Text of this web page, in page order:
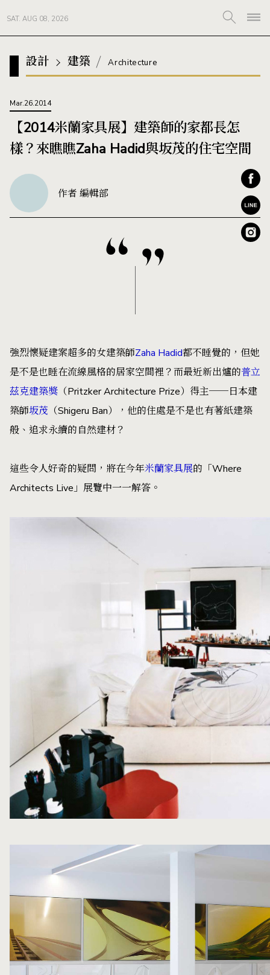
SAT. AUG 08, 2026
設計 建築 Architecture
Mar.26.2014
【2014米蘭家具展】建築師的家都長怎
樣？來瞧瞧Zaha Hadid與坂茂的住宅空間
作者 編輯部
強烈懷疑建案超多的女建築師Zaha Hadid都不睡覺的，但她
是不是也睡在流線風格的居家空間裡？而最近新出爐的普立
茲克建築獎 （Pritzker Architecture Prize）得主──日本建
築師坂茂 （Shigeru Ban），他的住處是不是也有著紙建築
般、追求永續的自然建材？
這些令人好奇的疑問，將在今年米蘭家具展的「Where
Architects Live」展覽中一一解答。